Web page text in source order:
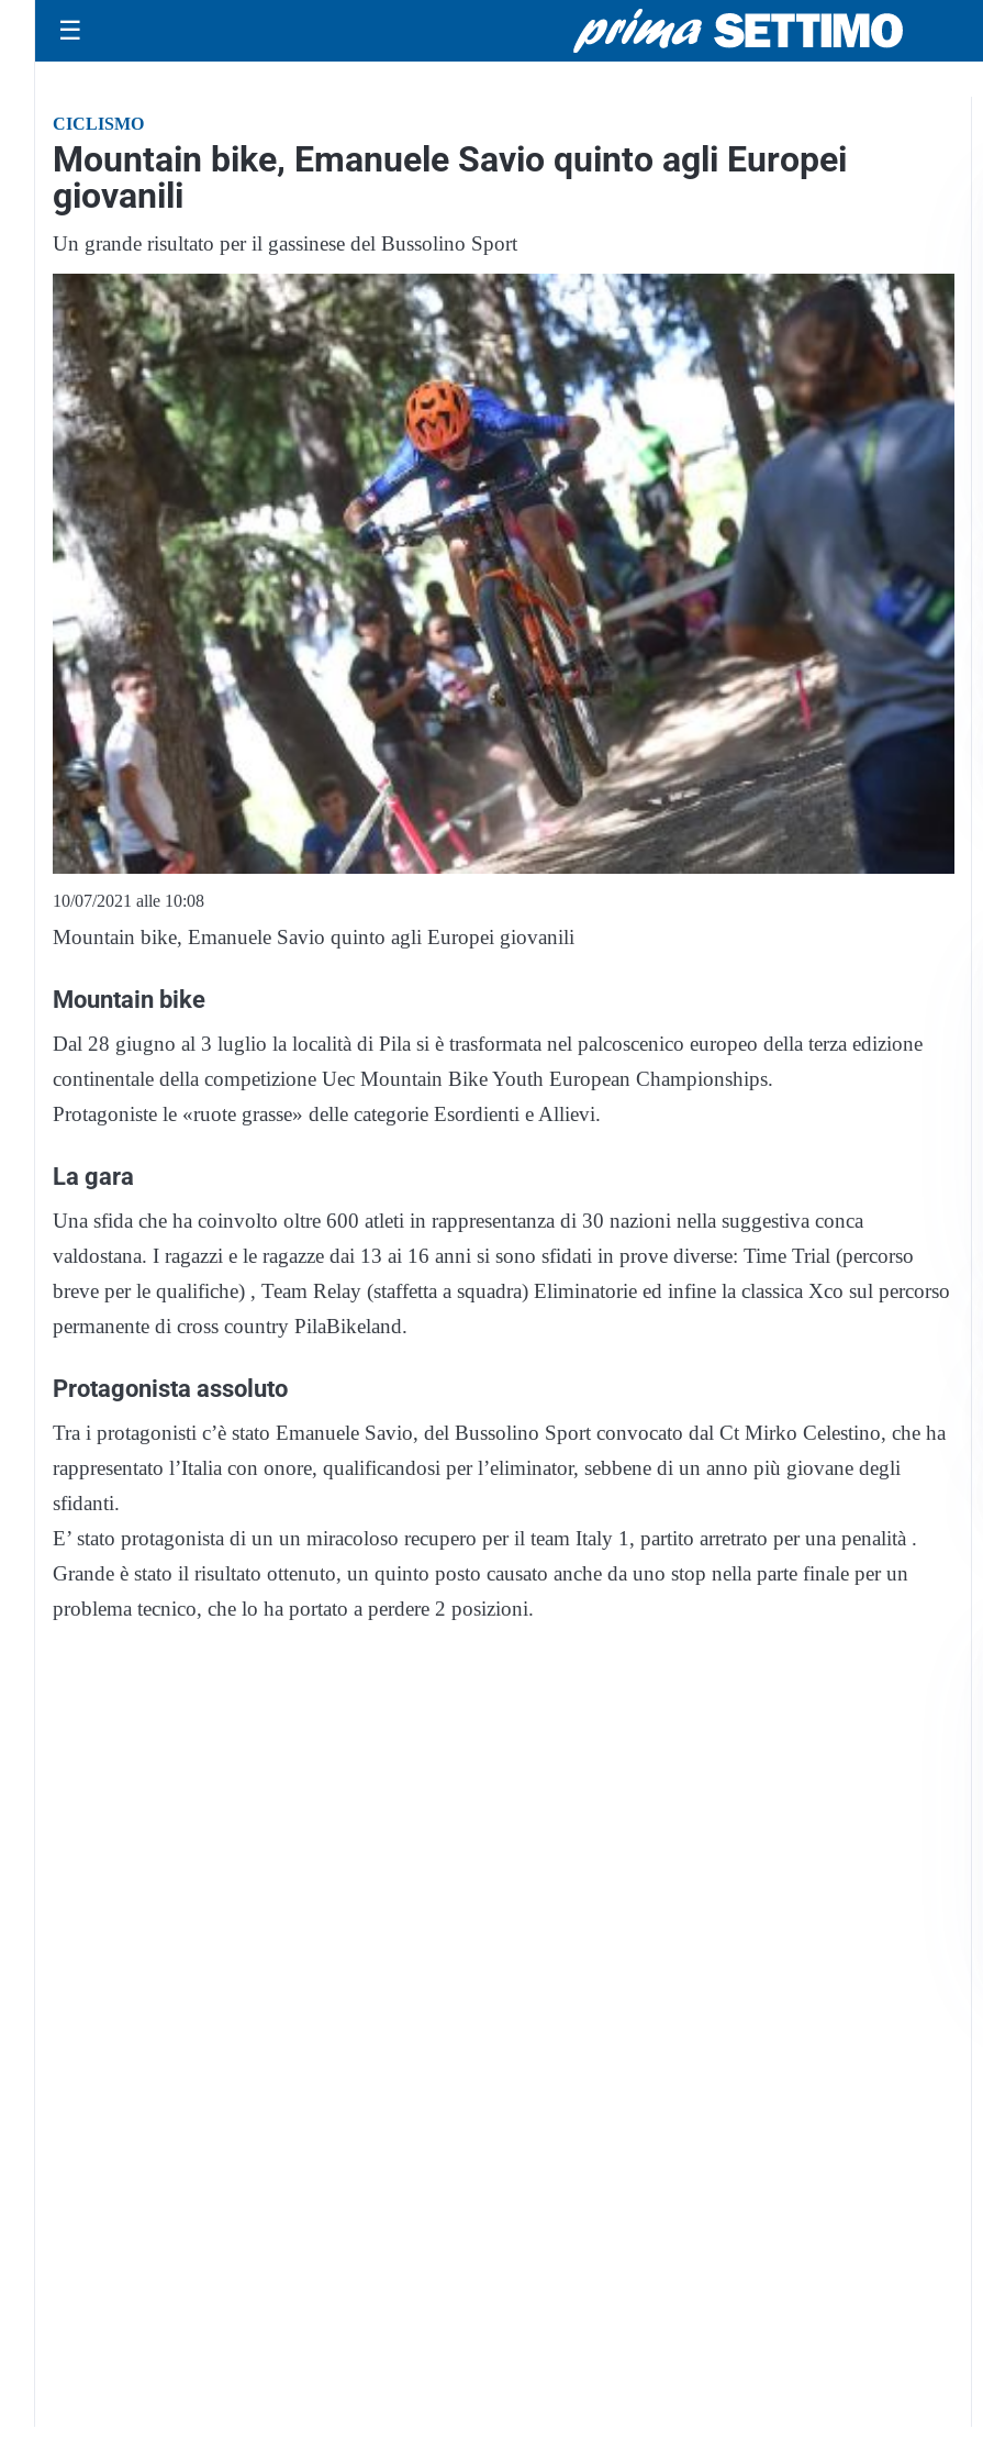
☰
CICLISMO
Mountain bike, Emanuele Savio quinto agli Europei
giovanili
Un grande risultato per il gassinese del Bussolino Sport
10/07/2021 alle 10:08
Mountain bike, Emanuele Savio quinto agli Europei giovanili
Mountain bike
Dal 28 giugno al 3 luglio la località di Pila si è trasformata nel palcoscenico europeo della terza edizione
continentale della competizione Uec Mountain Bike Youth European Championships.
Protagoniste le «ruote grasse» delle categorie Esordienti e Allievi.
La gara
Una sfida che ha coinvolto oltre 600 atleti in rappresentanza di 30 nazioni nella suggestiva conca
valdostana. I ragazzi e le ragazze dai 13 ai 16 anni si sono sfidati in prove diverse: Time Trial (percorso
breve per le qualifiche) , Team Relay (staffetta a squadra) Eliminatorie ed infine la classica Xco sul percorso
permanente di cross country PilaBikeland.
Protagonista assoluto
Tra i protagonisti c’è stato Emanuele Savio, del Bussolino Sport convocato dal Ct Mirko Celestino, che ha
rappresentato l’Italia con onore, qualificandosi per l’eliminator, sebbene di un anno più giovane degli
sfidanti.
E’ stato protagonista di un un miracoloso recupero per il team Italy 1, partito arretrato per una penalità .
Grande è stato il risultato ottenuto, un quinto posto causato anche da uno stop nella parte finale per un
problema tecnico, che lo ha portato a perdere 2 posizioni.